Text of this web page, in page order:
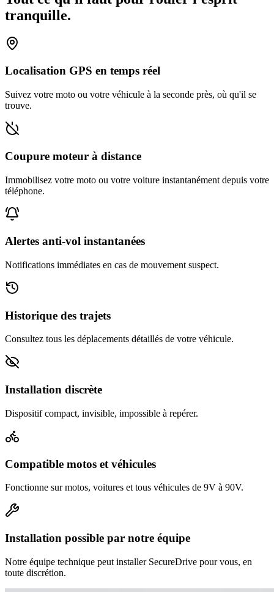
tranquille.
Localisation GPS en temps réel
Suivez votre moto ou votre véhicule à la seconde près, où qu'il se
trouve.
Coupure moteur à distance
Immobilisez votre moto ou votre voiture instantanément depuis votre
téléphone.
Alertes anti-vol instantanées
Notifications immédiates en cas de mouvement suspect.
Historique des trajets
Consultez tous les déplacements détaillés de votre véhicule.
Installation discrète
Dispositif compact, invisible, impossible à repérer.
Compatible motos et véhicules
Fonctionne sur motos, voitures et tous véhicules de 9V à 90V.
Installation possible par notre équipe
Notre équipe technique peut installer SecureDrive pour vous, en
toute discrétion.